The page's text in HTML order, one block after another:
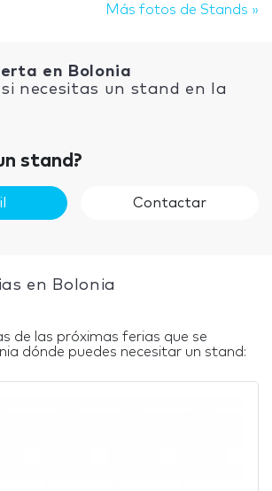
Más fotos de Stands »
en Bolonia
necesitas un stand en la
stand?
Contactar
en Bolonia
de las próximas ferias que se
dónde puedes necesitar un stand: